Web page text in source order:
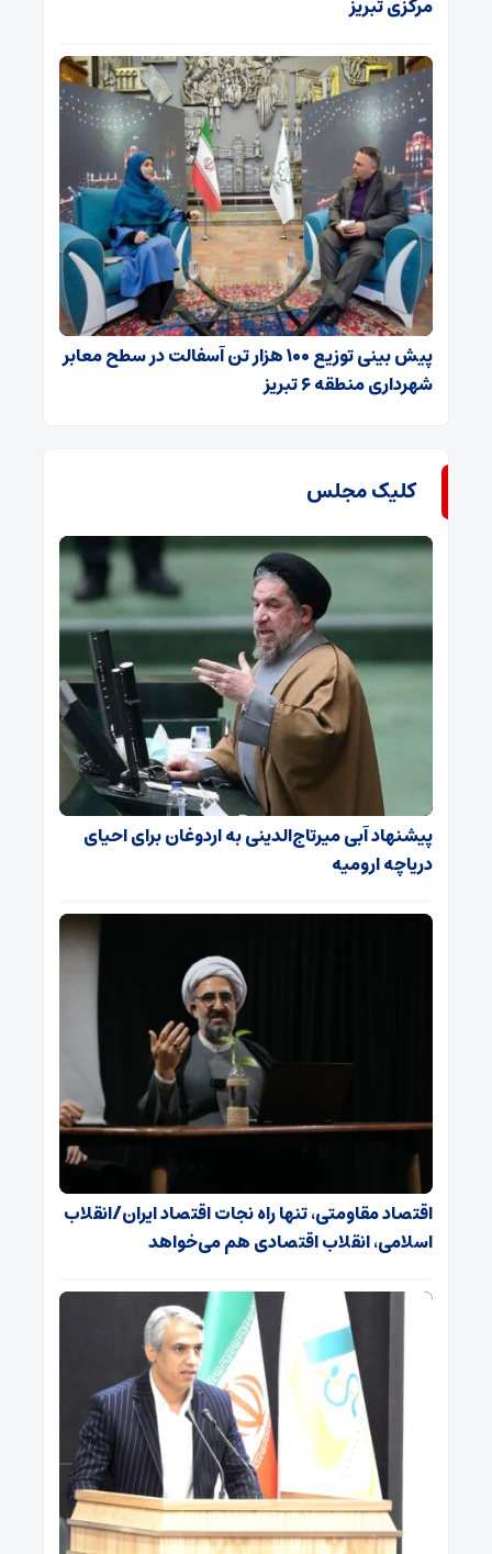
پیش بینی توزیع ۱۰۰ هزار تن آسفالت در سطح معابر
شهرداری منطقه ۶ تبریز
کلیک مجلس
پیشنهاد آبی میرتاج‌الدینی‌ به اردوغان برای احیای
دریاچه ارومیه
اقتصاد مقاومتی، تنها راه نجات اقتصاد ایران/انقلاب
اسلامی، انقلاب اقتصادی هم می‌خواهد